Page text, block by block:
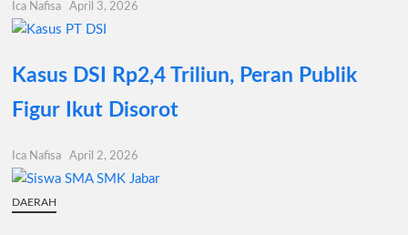
Ica Nafisa April 3, 2026
Kasus DSI Rp2,4 Triliun, Peran Publik
Figur Ikut Disorot
Ica Nafisa April 2, 2026
DAERAH